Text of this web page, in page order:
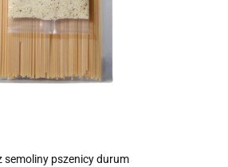
semoliny pszenicy durum